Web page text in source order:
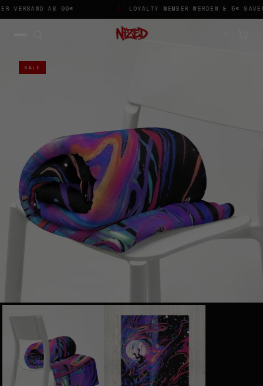
VERSAND AB 99€ // LOYALTY MEMBER WERDEN & 5€ SAVEN
→ ✕
SALE